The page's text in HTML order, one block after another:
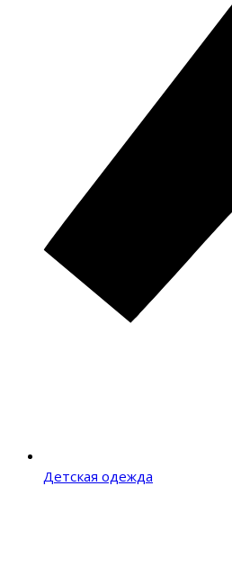
Детская одежда